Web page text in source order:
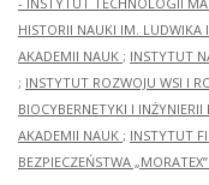
HISTORII NAUKI IM. LUDWIKA
AKADEMII NAUK ; INSTYTUT
; INSTYTUT ROZWOJU WSI I
BIOCYBERNETYKI I
AKADEMII NAUK ; INSTYTUT
BEZPIECZEŃSTWA „MORATEX”